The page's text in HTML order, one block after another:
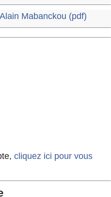
Mabanckou (pdf)
cliquez ici pour vous